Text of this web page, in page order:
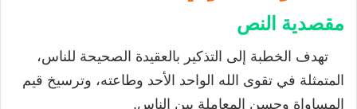
مقصدية النص
تهدف الخطبة إلى التذكير بالعقيدة الصحيحة للناس،
المتمثلة في تقوى الله الواحد الأحد وطاعته، وترسيخ قيم
المساواة وحسن المعاملة بين الناس.